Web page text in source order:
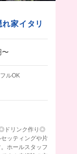
家イタリ
〜
ルOK
ドリンク作り◎
ッティングや片
ホールスタッフ